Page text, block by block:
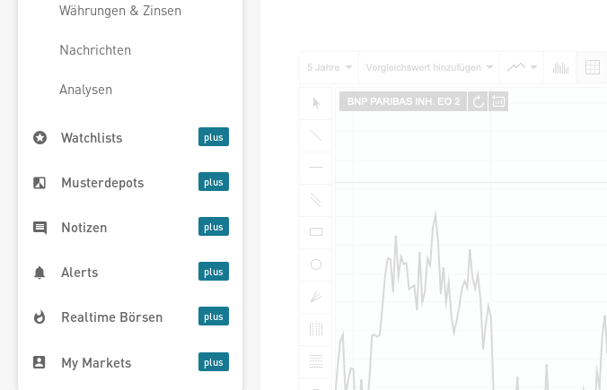
Währungen & Zinsen
Nachrichten
Analysen
Watchlists
Musterdepots
Notizen
Alerts
Realtime Börsen
My Markets